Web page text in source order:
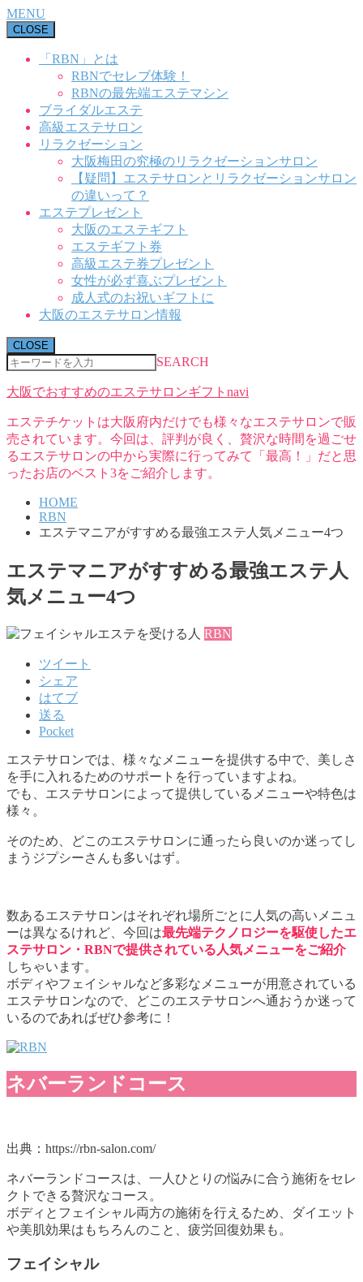
MENU
CLOSE
「RBN」とは
RBNでセレブ体験！
RBNの最先端エステマシン
ブライダルエステ
高級エステサロン
リラクゼーション
大阪梅田の究極のリラクゼーションサロン
【疑問】エステサロンとリラクゼーションサロン
の違いって？
エステプレゼント
大阪のエステギフト
エステギフト券
高級エステ券プレゼント
女性が必ず喜ぶプレゼント
成人式のお祝いギフトに
大阪のエステサロン情報
CLOSE
SEARCH
大阪でおすすめのエステサロンギフトnavi
エステチケットは大阪府内だけでも様々なエステサロンで販
売されています。今回は、評判が良く、贅沢な時間を過ごせ
るエステサロンの中から実際に行ってみて「最高！」だと思
ったお店のベスト3をご紹介します。
HOME
RBN
エステマニアがすすめる最強エステ人気メニュー4つ
エステマニアがすすめる最強エステ人
気メニュー4つ
RBN
ツイート
シェア
はてブ
送る
Pocket
エステサロンでは、様々なメニューを提供する中で、美しさ
を手に入れるためのサポートを行っていますよね。
でも、エステサロンによって提供しているメニューや特色は
様々。
そのため、どこのエステサロンに通ったら良いのか迷ってし
まうジプシーさんも多いはず。
数あるエステサロンはそれぞれ場所ごとに人気の高いメニュ
ーは異なるけれど、今回は最先端テクノロジーを駆使したエ
ステサロン・RBNで提供されている人気メニューをご紹介
しちゃいます。
ボディやフェイシャルなど多彩なメニューが用意されている
エステサロンなので、どこのエステサロンへ通おうか迷って
いるのであればぜひ参考に！
ネバーランドコース
出典：https://rbn-salon.com/
ネバーランドコースは、一人ひとりの悩みに合う施術をセレ
クトできる贅沢なコース。
ボディとフェイシャル両方の施術を行えるため、ダイエット
や美肌効果はもちろんのこと、疲労回復効果も。
フェイシャル